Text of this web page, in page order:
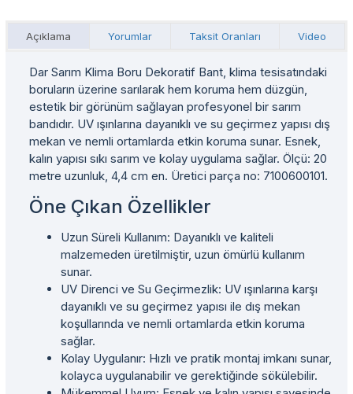
Açıklama Yorumlar Taksit Oranları Video
Dar Sarım Klima Boru Dekoratif Bant, klima tesisatındaki
boruların üzerine sarılarak hem koruma hem düzgün,
estetik bir görünüm sağlayan profesyonel bir sarım
bandıdır. UV ışınlarına dayanıklı ve su geçirmez yapısı dış
mekan ve nemli ortamlarda etkin koruma sunar. Esnek,
kalın yapısı sıkı sarım ve kolay uygulama sağlar. Ölçü: 20
metre uzunluk, 4,4 cm en. Üretici parça no: 7100600101.
Öne Çıkan Özellikler
Uzun Süreli Kullanım: Dayanıklı ve kaliteli
malzemeden üretilmiştir, uzun ömürlü kullanım
sunar.
UV Direnci ve Su Geçirmezlik: UV ışınlarına karşı
dayanıklı ve su geçirmez yapısı ile dış mekan
koşullarında ve nemli ortamlarda etkin koruma
sağlar.
Kolay Uygulanır: Hızlı ve pratik montaj imkanı sunar,
kolayca uygulanabilir ve gerektiğinde sökülebilir.